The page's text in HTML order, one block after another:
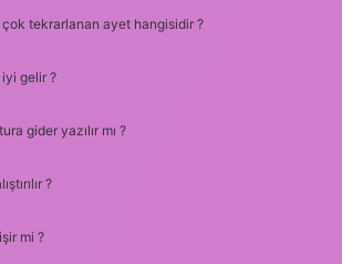
çok tekrarlanan ayet hangisidir ?
gelir ?
gider yazılır mı ?
?
mi ?